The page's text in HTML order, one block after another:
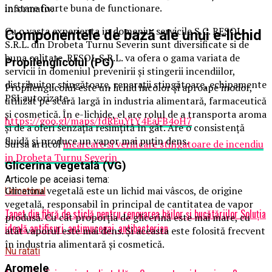
in stare foarte buna de functionare.
Cu o vasta experienta in domeniu, servicile S.C. RESOL
S.R.L. din Drobeta Turnu Severin sunt diversificate si de
buna calitate. RESOL S.R.L. va ofera o gama variata de
servicii în domeniul prevenirii şi stingerii incendiilor,
distribuitor stingătoare, reparații stingătoare, echipamente
PSI autorizate.
https://goo.gl/maps/fdREuYtY4EaFB4oH7
Sursa articolincarcare si verificare stingatoare de incendiu
in Drobeta Turnu Severin
Articole pe aceiasi tema:
Urmatorul
Tapet din fibră de sticlă pentru renovarea băilor și bucătăriilor Soluția
ideală antifisuri, antimucegai, antibacterian
Nu ratati
informativ.
Componentele de bază ale unui e-lichid
Propilenglicolul (PG)
Propilenglicolul este un lichid incolor şi aproape inodor,
utilizat pe scară largă în industria alimentară, farmaceutică
şi cosmetică. În e-lichide, el are rolul de a transporta aroma
şi de a oferi senzaţia resimţită în gât. Are o consistenţă
fluidă şi produce un vapor mai puţin dens.
Glicerina vegetală (VG)
Glicerina vegetală este un lichid mai vâscos, de origine
vegetală, responsabil în principal de cantitatea de vapor
produsă. Cu cât proporţia de glicerină este mai mare, cu
atât vaporul este mai dens. Şi aceasta este folosită frecvent
în industria alimentară şi cosmetică.
Aromele